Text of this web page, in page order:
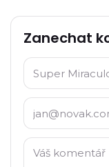
their Miraculous. Our
through time... and
Zanechat
Jméno: *
E-mail: *
Komentář: *